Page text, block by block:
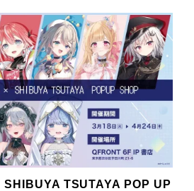
SHIBUYA TSUTAYA POP UP